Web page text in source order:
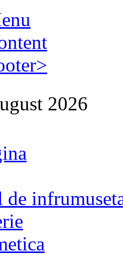
2026
de